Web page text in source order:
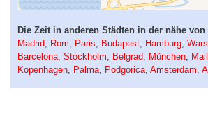
Die Zeit in anderen Städten in der nähe von
Madrid
Rom Paris Budapest Hamburg
Barcelona Stockholm Belgrad München
Kopenhagen
Palma Podgorica Amsterdam